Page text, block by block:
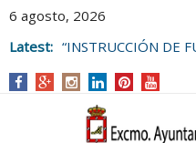
6 agosto, 2026
Latest: “INSTRUCCIÓN DE
AYUNTAMIENTO DE